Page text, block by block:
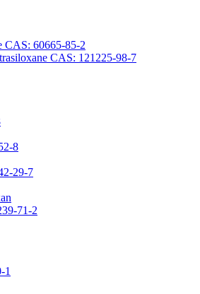
CAS: 60665-85-2
CAS: 121225-98-7
8
29-7
71-2
1